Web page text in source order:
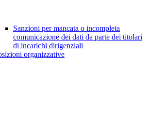
Sanzioni per mancata o incompleta
comunicazione dei dati da parte dei titolari
di incarichi dirigenziali
organizzative